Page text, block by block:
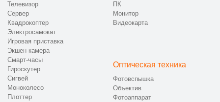
Телевизор
Сервер
Квадрокоптер
Электросамокат
Игровая приставка
Экшен-камера
Смарт-часы
Гироскутер
Сигвей
Моноколесо
Плоттер
ПК
Монитор
Видеокарта
Оптическая техника
Фотовспышка
Объектив
Фотоаппарат